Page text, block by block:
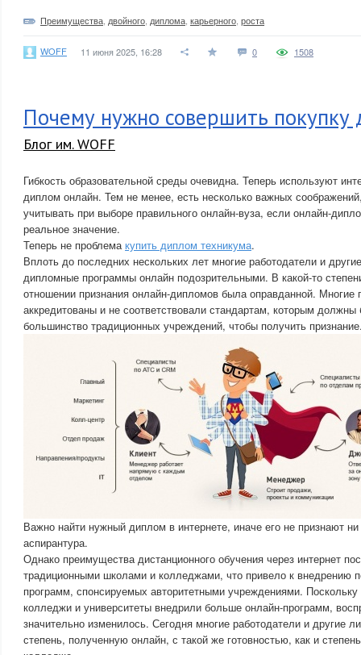
Преимущества двойного диплома карьерного роста
WOFF 11 июня 2025, 16:28 0 1508
Почему нужно совершить покупку
Блог им. WOFF
Гибкость образовательной среды очевидна. Теперь используют
диплом онлайн. Тем не менее, есть несколько важных
учитывать при выборе правильного онлайн-вуза, если онлайн-
реальное значение.
Теперь не проблемакупить диплом техникума.
Вплоть до последних нескольких лет многие работодатели и
дипломные программы онлайн подозрительными. В какой-то
отношении признания онлайн-дипломов была оправданной.
аккредитованы и не соответствовали стандартам, которым должны
большинство традиционных учреждений, чтобы получить
Важно найти нужный диплом в интернете, иначе его не признают
аспирантура.
Однако преимущества дистанционного обучения через интернет
традиционными школами и колледжами, что привело к внедрению
программ, спонсируемых авторитетными учреждениями.
колледжи и университеты внедрили больше онлайн-программ,
значительно изменилось. Сегодня многие работодатели и другие
степень, полученную онлайн, с такой же готовностью, как и